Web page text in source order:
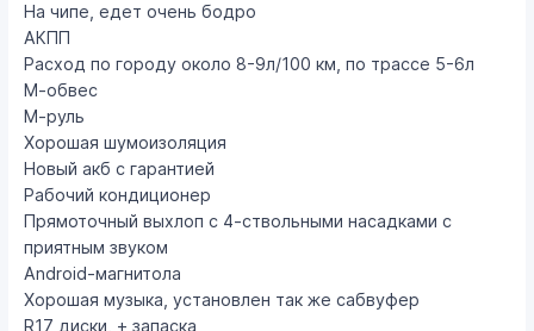
На чипе, едет очень бодро
АКПП
Расход по городу около 8-9л/100 км, по трассе 5-6л
М-обвес
М-руль
Хорошая шумоизоляция
Новый акб с гарантией
Рабочий кондиционер
Прямоточный выхлоп с 4-ствольными насадками с
приятным звуком
Android-магнитола
Хорошая музыка, установлен так же сабвуфер
R17 диски, + запаска